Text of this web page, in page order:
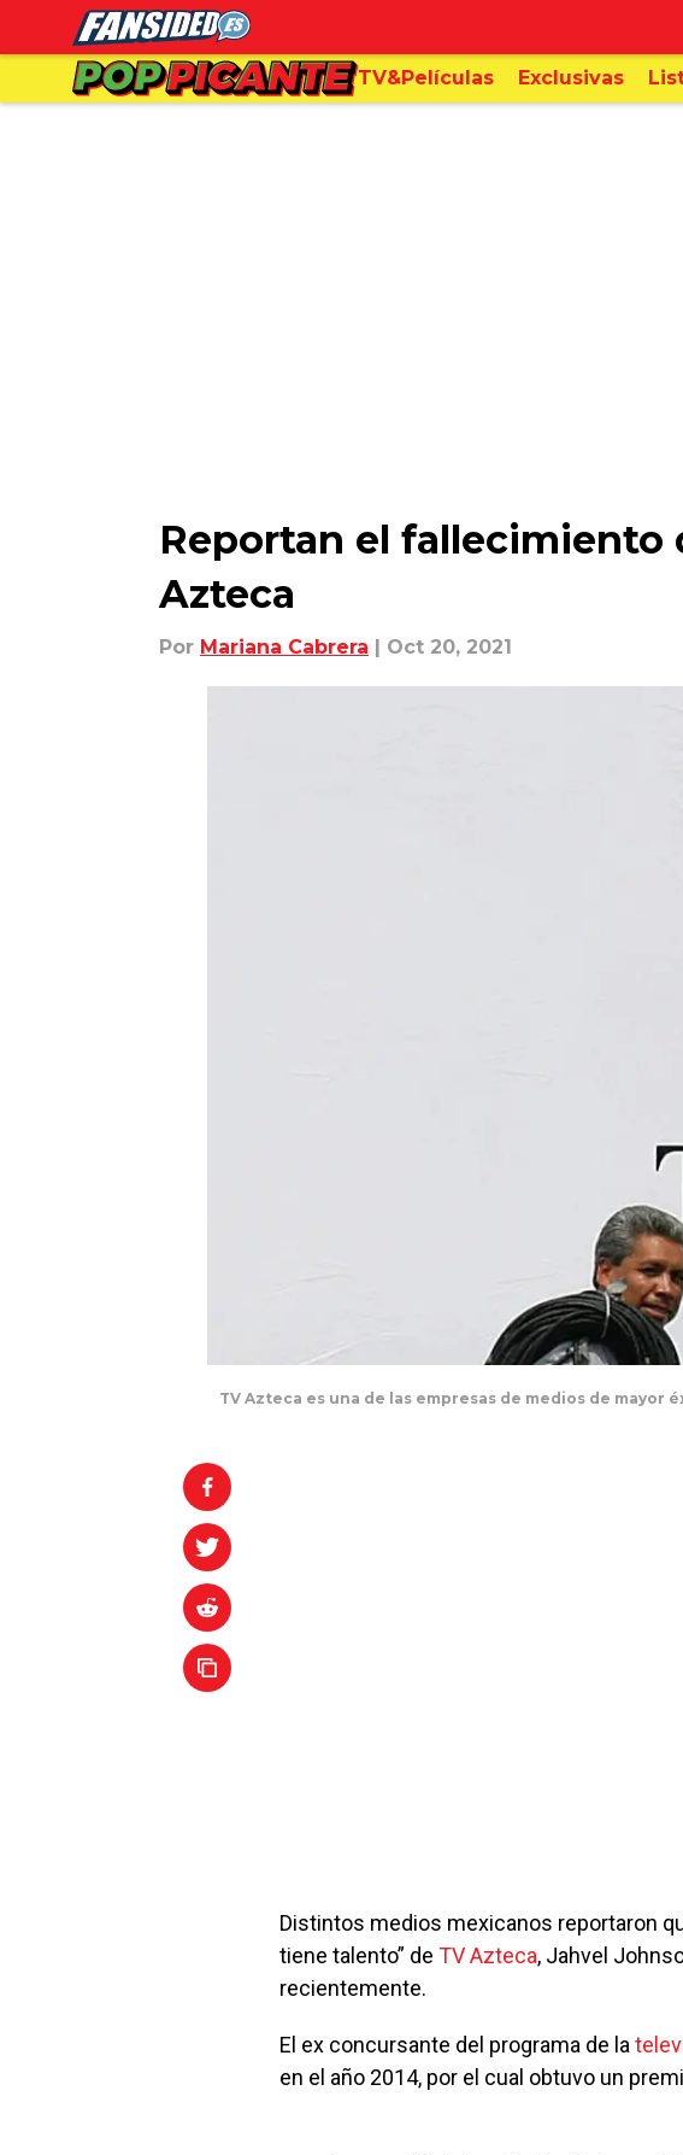
TV&Películas Exclusivas
Reportan el fallecimiento
Azteca
Por Mariana Cabrera | Oct 20, 2021
TV Azteca es una de las empresas de medios de mayor
Distintos medios mexicanos reportaron
tiene talento” de TV Azteca, Jahvel
recientemente.
El ex concursante del programa de la
en el año 2014, por el cual obtuvo un